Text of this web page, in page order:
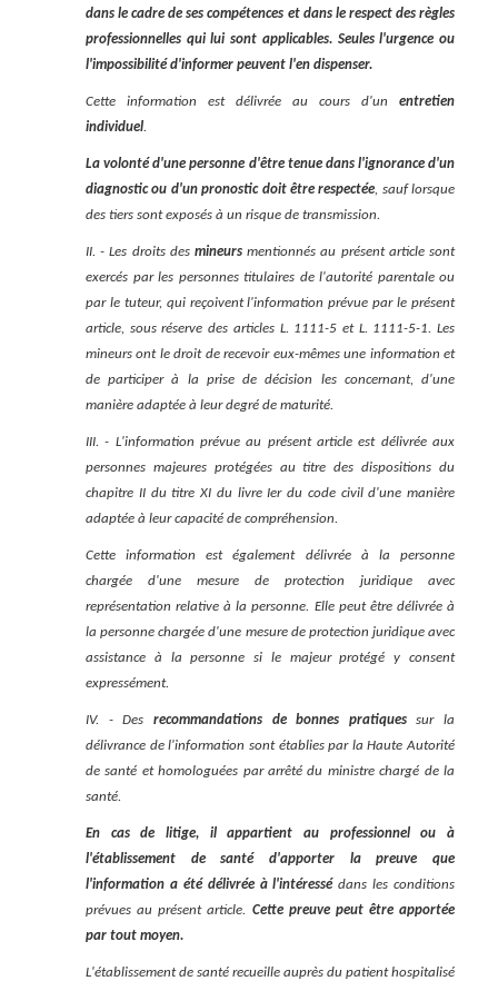
dans le cadre de ses compétences et dans le respect des règles
professionnelles qui lui sont applicables. Seules l'urgence ou
l'impossibilité d'informer peuvent l'en dispenser.
Cette information est délivrée au cours d'un entretien
individuel.
La volonté d'une personne d'être tenue dans l'ignorance d'un
diagnostic ou d'un pronostic doit être respectée, sauf lorsque
des tiers sont exposés à un risque de transmission.
II. - Les droits des mineurs mentionnés au présent article sont
exercés par les personnes titulaires de l'autorité parentale ou
par le tuteur, qui reçoivent l'information prévue par le présent
article, sous réserve des articles L. 1111-5 et L. 1111-5-1. Les
mineurs ont le droit de recevoir eux-mêmes une information et
de participer à la prise de décision les concernant, d'une
manière adaptée à leur degré de maturité.
III. - L'information prévue au présent article est délivrée aux
personnes majeures protégées au titre des dispositions du
chapitre II du titre XI du livre Ier du code civil d'une manière
adaptée à leur capacité de compréhension.
Cette information est également délivrée à la personne
chargée d'une mesure de protection juridique avec
représentation relative à la personne. Elle peut être délivrée à
la personne chargée d'une mesure de protection juridique avec
assistance à la personne si le majeur protégé y consent
expressément.
IV. - Des recommandations de bonnes pratiquessur la
délivrance de l'information sont établies par la Haute Autorité
de santé et homologuées par arrêté du ministre chargé de la
santé.
En cas de litige, il appartient au professionnel ou à
l'établissement de santé d'apporter la preuve que
l'information a été délivrée à l'intéressédans les conditions
prévues au présent article. Cette preuve peut être apportée
par tout moyen.
L'établissement de santé recueille auprès du patient hospitalisé